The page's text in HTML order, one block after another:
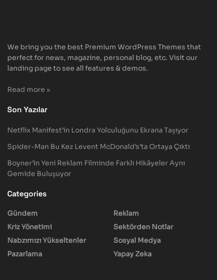
We bring you the best Premium WordPress Themes that
perfect for news, magazine, personal blog, etc. Visit our
landing page to see all features & demos.
Read more »
Son Yazılar
Netflix Manifest’in Londra Yolculuğunu Ekrana Taşıyor
Spider-Man Bu Kez Levent McDonald’s’ta Ortaya Çıktı
Boyner’in Yeni Reklam Filminde Farklı Hikâyeler Aynı
Gemide Buluşuyor
Categories
Gündem
Kriz Yönetimi
Nabzımızı Yükseltenler
Pazarlama
Reklam
Sektörden Notlar
Sosyal Medya
Yapay Zeka